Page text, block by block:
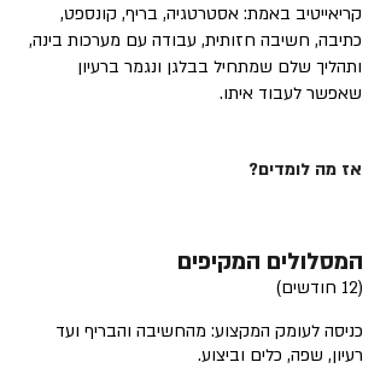
קריאייטיב באמת: אסטרטגיה, בריף, קונספט,
כתיבה, חשיבה חזותית, עבודה עם מערכות בינה,
ותהליך שלם שמתחיל בבלגן ונגמר ברעיון
שאפשר לעבוד איתו.
אז מה לומדים?
המסלולים המקיפים
(12 חודשים)
כניסה לעומק המקצוע: מהחשיבה והבריף ועד
רעיון, שפה, כלים וביצוע.